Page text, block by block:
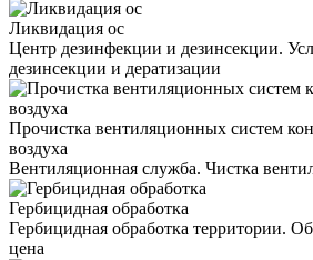
Ликвидация ос
Центр дезинфекции и дезинсекции.
дезинсекции и дератизации
Прочистка вентиляционных систем
воздуха
Вентиляционная служба. Чистка
Гербицидная обработка
Гербицидная обработка территории.
цена